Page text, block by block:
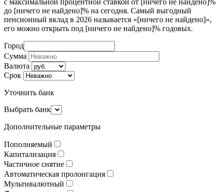
до [ничего не найдено]% на сегодня. Самый выгодный
пенсионный вклад в 2026 называется «[ничего не найдено]»,
его можно открыть под [ничего не найдено]% годовых.
Город
Сумма
Валюта
Срок
Уточнить банк
Выбрать банк
Дополнительные параметры
Пополняемый
Капитализация
Частичное снятие
Автоматическая пролонгация
Мультивалютный